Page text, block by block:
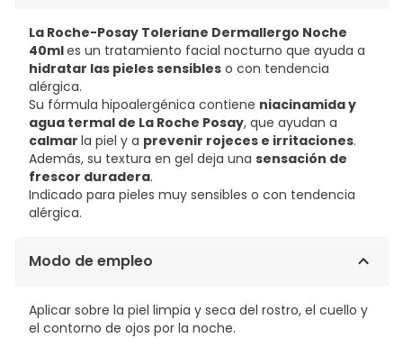
La Roche-Posay Toleriane Dermallergo Noche
40mles un tratamiento facial nocturno que ayuda a
hidratar las pieles sensibles o con tendencia
alérgica.
Su fórmula hipoalergénica contiene niacinamida y
agua termal de La Roche Posay, que ayudan a
calmar la piel y a prevenir rojeces e irritaciones.
Además, su textura en gel deja una sensación de
frescor duradera.
Indicado para pieles muy sensibles o con tendencia
alérgica.
Modo de empleo
Aplicar sobre la piel limpia y seca del rostro, el cuello y
el contorno de ojos por la noche.